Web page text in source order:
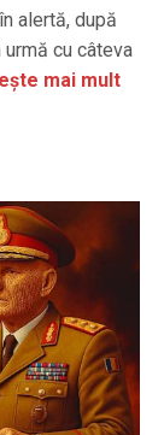
alertă, după
cu câteva
mai mult